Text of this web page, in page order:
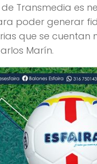
Transmedia es
poder generar
que se
Marín.